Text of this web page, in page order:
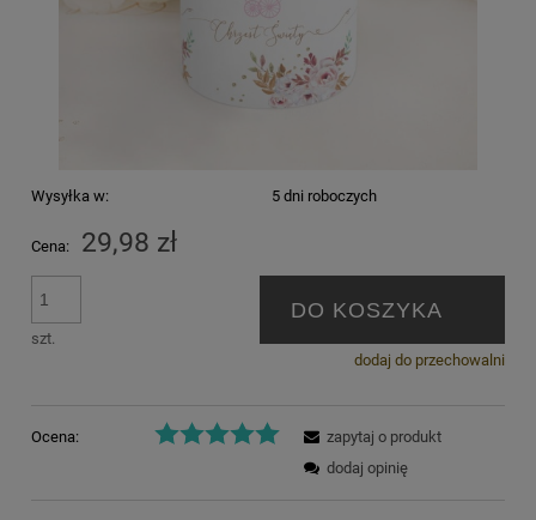
Wysyłka w: 5 dni roboczych
Cena: 29,98 zł
szt.
DO KOSZYKA
dodaj do przechowalni
Ocena:
zapytaj o produkt
dodaj opinię